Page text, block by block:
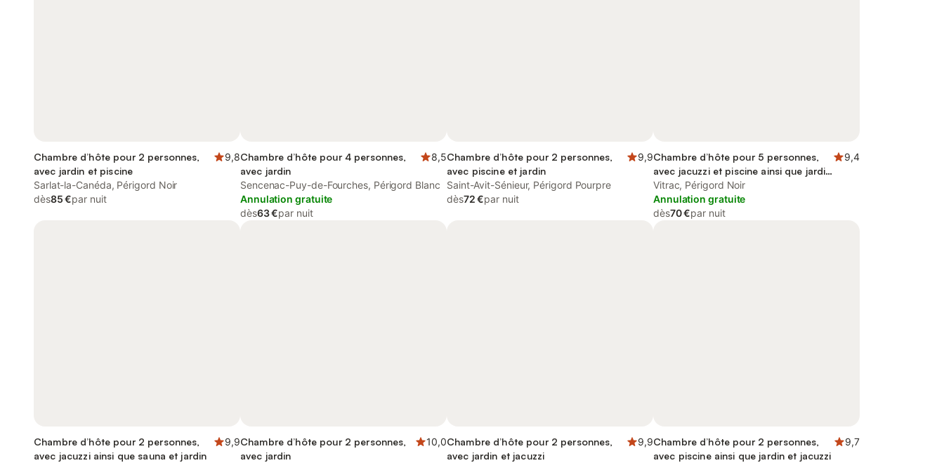
Chambre d’hôte pour 2 personnes,
avec jardin et piscine
9,8
Sarlat-la-Canéda, Périgord Noir
dès85 €par nuit
Chambre d’hôte pour 4 personnes,
avec jardin
8,5
Sencenac-Puy-de-Fourches, Périgord Blanc
Annulation gratuite
dès63 €par nuit
Chambre d’hôte pour 2 personnes,
avec piscine et jardin
9,9
Saint-Avit-Sénieur, Périgord Pourpre
dès72 €par nuit
Chambre d’hôte pour 5 personnes,
avec jacuzzi et piscine ainsi que jardin
et terrasse
9,4
Vitrac, Périgord Noir
Annulation gratuite
dès70 €par nuit
Chambre d’hôte pour 2 personnes,
avec jacuzzi ainsi que sauna et jardin
9,9Chambre d’hôte pour 2 personnes,
avec jardin
10,0Chambre d’hôte pour 2 personnes,
avec jardin et jacuzzi
9,9Chambre d’hôte pour 2 personnes,
avec piscine ainsi que jardin et jacuzzi
9,7